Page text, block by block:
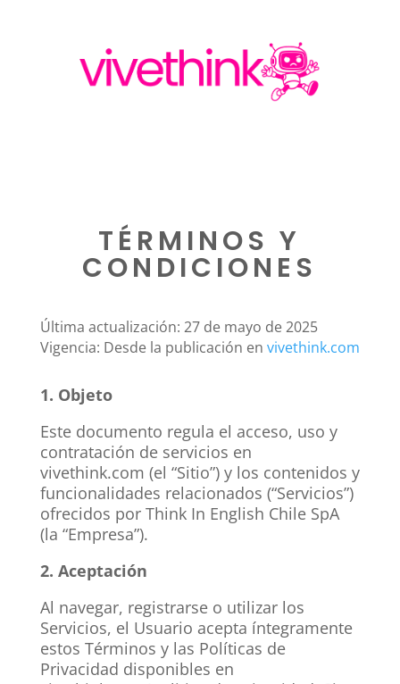
TÉRMINOS Y
CONDICIONES
Última actualización: 27 de mayo de 2025
Vigencia: Desde la publicación en vivethink.com
1. Objeto
Este documento regula el acceso, uso y
contratación de servicios en
vivethink.com (el “Sitio”) y los contenidos y
funcionalidades relacionados (“Servicios”)
ofrecidos por Think In English Chile SpA
(la “Empresa”).
2. Aceptación
Al navegar, registrarse o utilizar los
Servicios, el Usuario acepta íntegramente
estos Términos y las Políticas de
Privacidad disponibles en